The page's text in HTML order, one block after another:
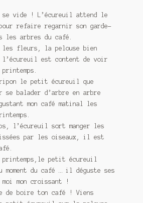
se vide ! L’écureuil attend le
refaire regarnir son garde-
les arbres du café.
les fleurs, la pelouse bien
l’écureuil est content de voir
le petit écureuil que
se balader d’arbre en arbre
mon café matinal les
l’écureuil sort manger les
par les oiseaux, il est
printemps,le petit écureuil
moment du café … il déguste ses
mon croissant !
de boire ton café ! Viens